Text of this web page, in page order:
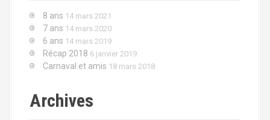
8 ans 14 mars 2021
7 ans 14 mars 2020
6 ans 14 mars 2019
Récap 2018 6 janvier 2019
Carnaval et amis 18 mars 2018
Archives